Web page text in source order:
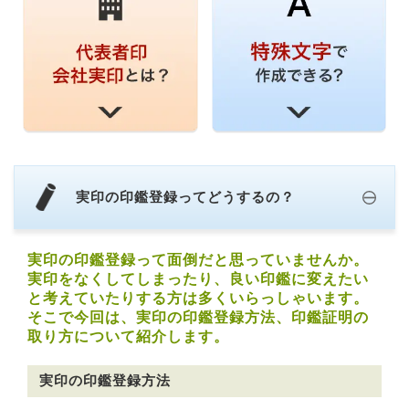
実印の印鑑登録ってどうするの？
実印の印鑑登録って面倒だと思っていませんか。
実印をなくしてしまったり、良い印鑑に変えたい
と考えていたりする方は多くいらっしゃいます。
そこで今回は、実印の印鑑登録方法、印鑑証明の
取り方について紹介します。
実印の印鑑登録方法